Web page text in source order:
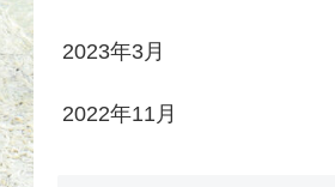
2023年3月
2022年11月